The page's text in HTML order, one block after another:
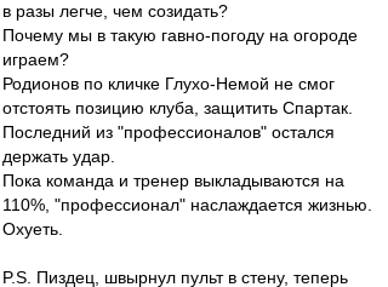
в разы легче, чем созидать?
Почему мы в такую гавно-погоду на огороде
играем?
Родионов по кличке Глухо-Немой не смог
отстоять позицию клуба, защитить Спартак.
Последний из "профессионалов" остался
держать удар.
Пока команда и тренер выкладываются на
110%, "профессионал" наслаждается жизнью.
Охуеть.
P.S. Пиздец, швырнул пульт в стену, теперь